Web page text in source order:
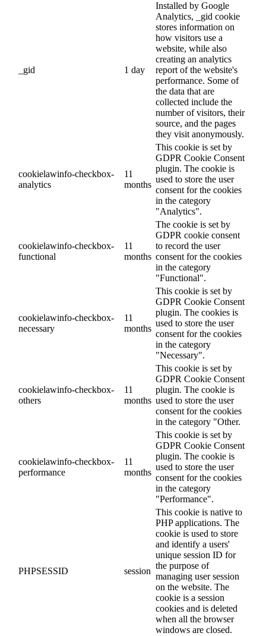
_gid 1 day
Installed by Google
Analytics, _gid cookie
stores information on
how visitors use a
website, while also
creating an analytics
report of the website's
performance. Some of
the data that are
collected include the
number of visitors, their
source, and the pages
they visit anonymously.
cookielawinfo-checkbox-
analytics
11
months
This cookie is set by
GDPR Cookie Consent
plugin. The cookie is
used to store the user
consent for the cookies
in the category
"Analytics".
cookielawinfo-checkbox-
functional
11
months
The cookie is set by
GDPR cookie consent
to record the user
consent for the cookies
in the category
"Functional".
cookielawinfo-checkbox-
necessary
11
months
This cookie is set by
GDPR Cookie Consent
plugin. The cookies is
used to store the user
consent for the cookies
in the category
"Necessary".
cookielawinfo-checkbox-
others
11
months
This cookie is set by
GDPR Cookie Consent
plugin. The cookie is
used to store the user
consent for the cookies
in the category "Other.
cookielawinfo-checkbox-
performance
11
months
This cookie is set by
GDPR Cookie Consent
plugin. The cookie is
used to store the user
consent for the cookies
in the category
"Performance".
PHPSESSID session
This cookie is native to
PHP applications. The
cookie is used to store
and identify a users'
unique session ID for
the purpose of
managing user session
on the website. The
cookie is a session
cookies and is deleted
when all the browser
windows are closed.